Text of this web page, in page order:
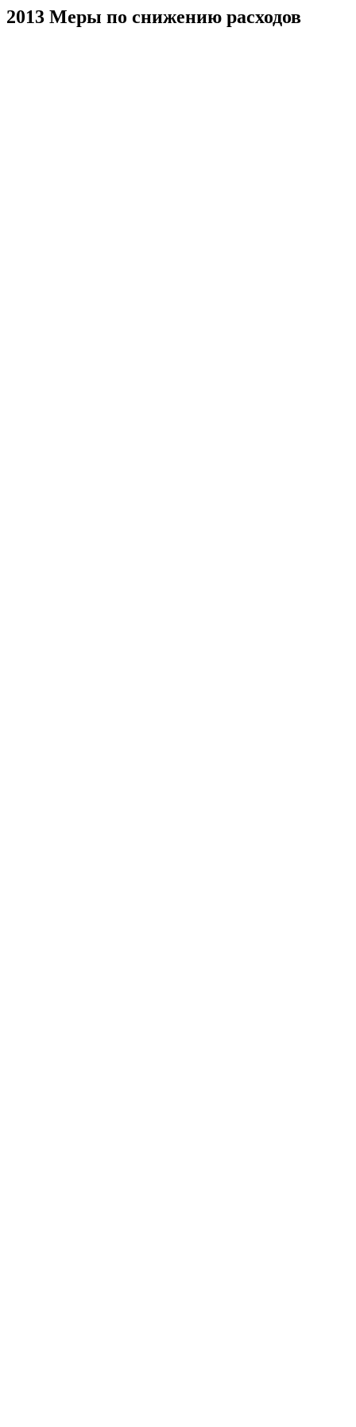
2013 Меры по снижению расходов